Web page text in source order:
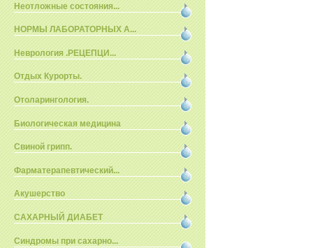
Неотложные состояния...
НОРМЫ ЛАБОРАТОРНЫХ А...
Неврология .РЕЦЕПЦИ...
Отдых Курорты.
Отоларингология.
Биологическая медицина
Свиной грипп.
Фарматерапевтический...
Акушерство
САХАРНЫЙ ДИАБЕТ
Синдромы при сахарно...